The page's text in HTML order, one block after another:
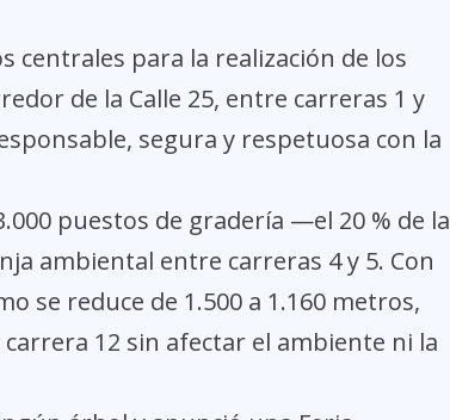
centrales para la realización de los
de la Calle 25, entre carreras 1 y
segura y respetuosa con la
puestos de gradería —el 20 % de la
ambiental entre carreras 4 y 5. Con
se reduce de 1.500 a 1.160 metros,
12 sin afectar el ambiente ni la